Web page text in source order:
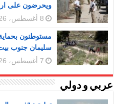
ويحرضون على
8 أغسطس، 2026
مستوطنون
سليمان جنوب
7 أغسطس، 2026
عربي و دولي